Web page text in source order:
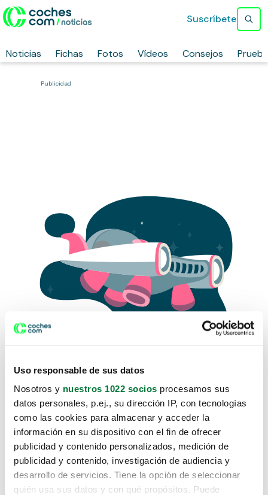
Uso responsable de sus datos
Nosotros y nuestros 1022 socios procesamos sus
datos personales, p.ej., su dirección IP, con tecnologías
como las cookies para almacenar y acceder la
información en su dispositivo con el fin de ofrecer
publicidad y contenido personalizados, medición de
publicidad y contenido, investigación de audiencia y
desarrollo de servicios. Tiene la opción de seleccionar
quién usa sus datos y con qué propósitos. Puede
Noticias Fichas Fotos Vídeos Consejos
Suscríbete
Publicidad
Lo sentimos, no sabemos como
te hemos traido hasta aquí.
Pero puedes encontrar el coche que estás